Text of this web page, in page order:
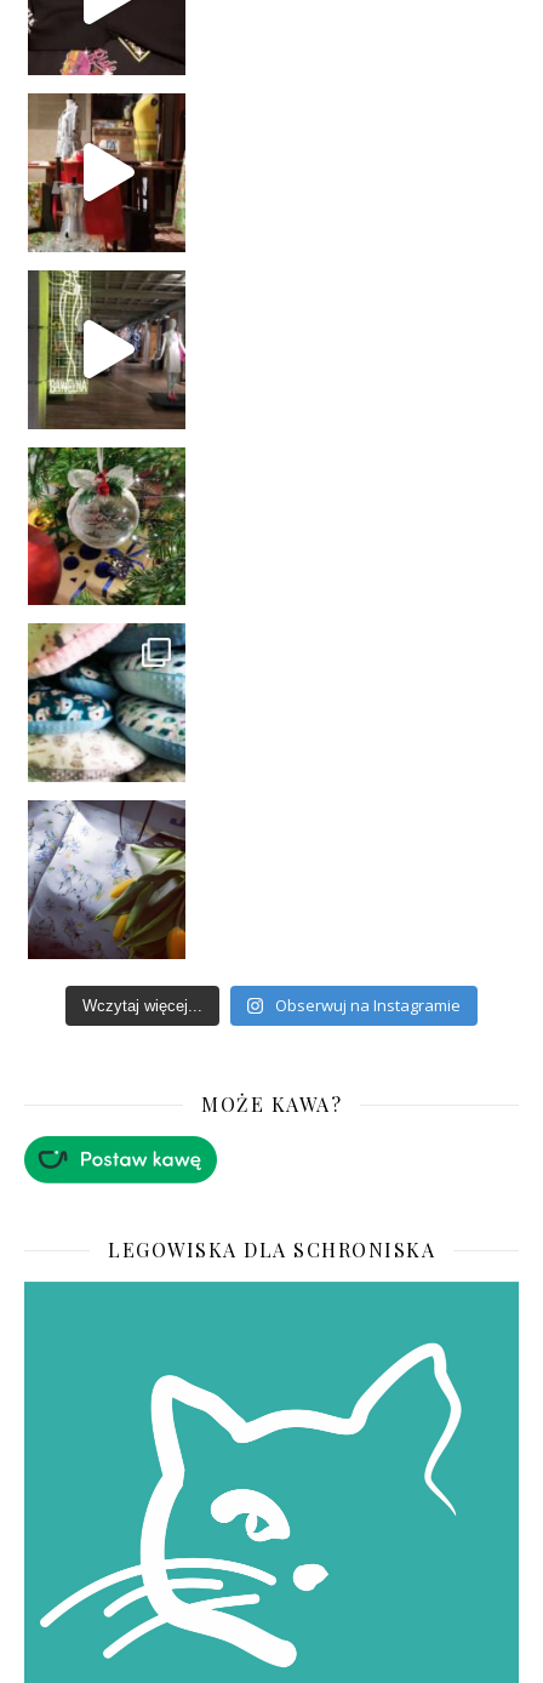
Wczytaj więcej... Obserwuj na Instagramie
MOŻE KAWA?
LEGOWISKA DLA SCHRONISKA